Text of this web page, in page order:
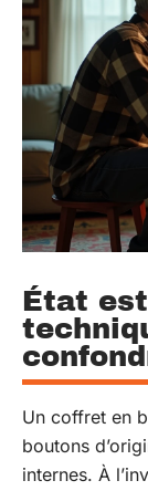
État
Un coffret en
boutons
internes. À